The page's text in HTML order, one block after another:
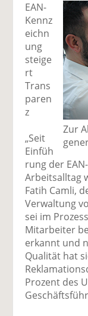
Zur
EAN-
Kennz
eichn
ung
steige
rt
Trans
paren
z
„Seit
Einfüh
rung der
Arbeitsalltag
Fatih Camli,
Verwaltung
sei im
Mitarbeiter
erkannt und
Qualität hat
Prozent des